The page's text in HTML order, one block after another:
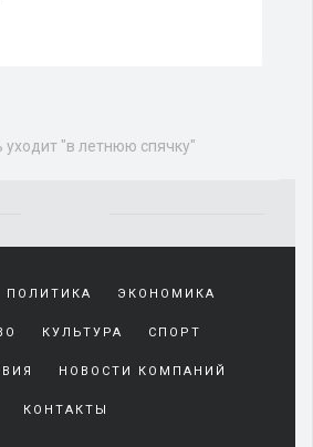
уходит "в летнюю спячку"
sürekli
beraber
geçirerek
harcadığı
ПОЛИТИКА ЭКОНОМИКА
КУЛЬТУРА СПОРТ
НОВОСТИ КОМПАНИЙ
КОНТАКТЫ